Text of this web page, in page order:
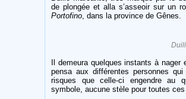
de plongée et alla s’asseoir sur un
Portofino, dans la province de Gênes.
Il demeura quelques instants à
pensa aux différentes personnes
risques que celle-ci engendre au
symbole, aucune stèle pour toutes